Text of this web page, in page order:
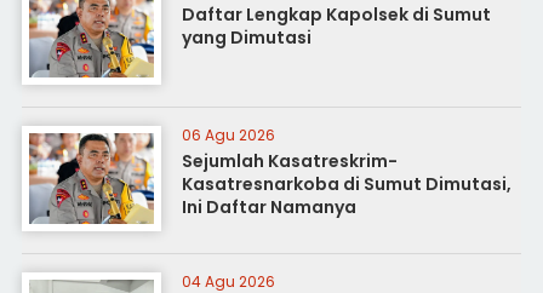
Daftar Lengkap Kapolsek di Sumut
yang Dimutasi
06 Agu 2026
Sejumlah Kasatreskrim-
Kasatresnarkoba di Sumut Dimutasi,
Ini Daftar Namanya
04 Agu 2026